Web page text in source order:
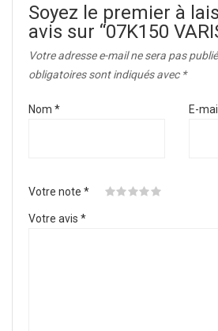
Soyez le premier à
avis sur “07K150
Votre adresse e-mail ne sera pas
obligatoires sont indiqués avec *
Nom * E-
Votre note *
Votre avis *